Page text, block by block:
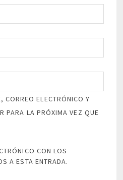
CORREO ELECTRÓNICO Y
PARA LA PRÓXIMA VEZ QUE
CON LOS
A ESTA ENTRADA.